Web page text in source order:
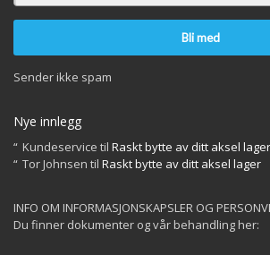
Sender ikke spam
Nye innlegg
Kundeservice til Raskt bytte av ditt aksel lager
Tor Johnsen til Raskt bytte av ditt aksel lager
INFO OM INFORMASJONSKAPSLER OG
Du finner dokumenter og vår behandling her: